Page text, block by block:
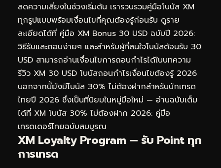
ลดความเสี่ยงในช่วงเริ่มต้น เรารวบรวมคู่มือโบนัส XM
ทุกรูปแบบพร้อมเงื่อนไขที่คุณต้องรู้ก่อนรับ ดูราย
ละเอียดได้ที่ คู่มือ XM Bonus 30 USD ฉบับปี 2026:
วิธีรับและถอนง่ายๆ และสำหรับผู้ที่สนใจโบนัสต้อนรับ 30
USD สามารถอ่านเงื่อนไขการถอนกำไรได้ในบทความ
รีวิว XM 30 USD โบนัสถอนกำไรเงื่อนไขต้องรู้ 2026
นอกจากนี้ยังมีโบนัส 30% ไม่ต้องฝากสำหรับนักเทรด
ไทยปี 2026 ซึ่งเป็นที่นิยมในหมู่มือใหม่ — อ่านฉบับเต็ม
ได้ที่ XM โบนัส 30% ไม่ต้องฝาก 2026: คู่มือ
เทรดเดอร์ไทยฉบับสมบูรณ
XM Loyalty Program — รับ Point ทุก
การเทรด